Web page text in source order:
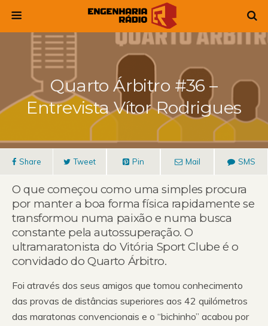
Quarto Árbitro #36 –
Entrevista Vítor Rodrigues
Share Tweet Pin Mail SMS
O que começou como uma simples procura
por manter a boa forma física rapidamente se
transformou numa paixão e numa busca
constante pela autossuperação. O
ultramaratonista do Vitória Sport Clube é o
convidado do Quarto Árbitro.
Foi através dos seus amigos que tomou conhecimento
das provas de distâncias superiores aos 42 quilómetros
das maratonas convencionais e o “bichinho” acabou por